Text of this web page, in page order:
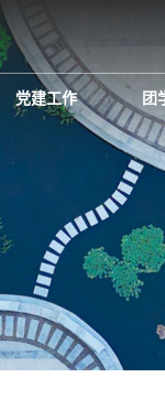
党建工作 团